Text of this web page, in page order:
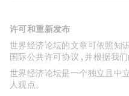
许可和重新发布
世界经济论坛的文章可依照知
国际公共许可协议 , 并根据我
世界经济论坛是一个独立且中
人观点。